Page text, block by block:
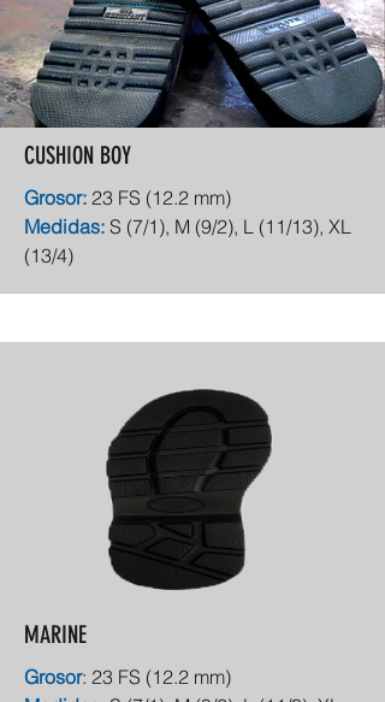
CUSHION BOY
Grosor: 23 FS (12.2 mm)
Medidas: S (7/1), M (9/2), L (11/13), XL
(13/4)
MARINE
Grosor: 23 FS (12.2 mm)